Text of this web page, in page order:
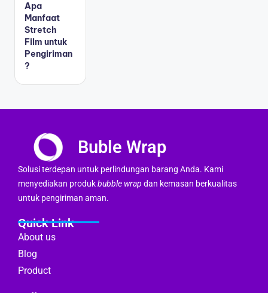
Apa
Manfaat
Stretch
Film untuk
Pengiriman
?
Buble Wrap
Solusi terdepan untuk perlindungan barang Anda. Kami
menyediakan produkbubble wrap dan kemasan berkualitas
untuk pengiriman aman.
Quick Link
About us
Blog
Product